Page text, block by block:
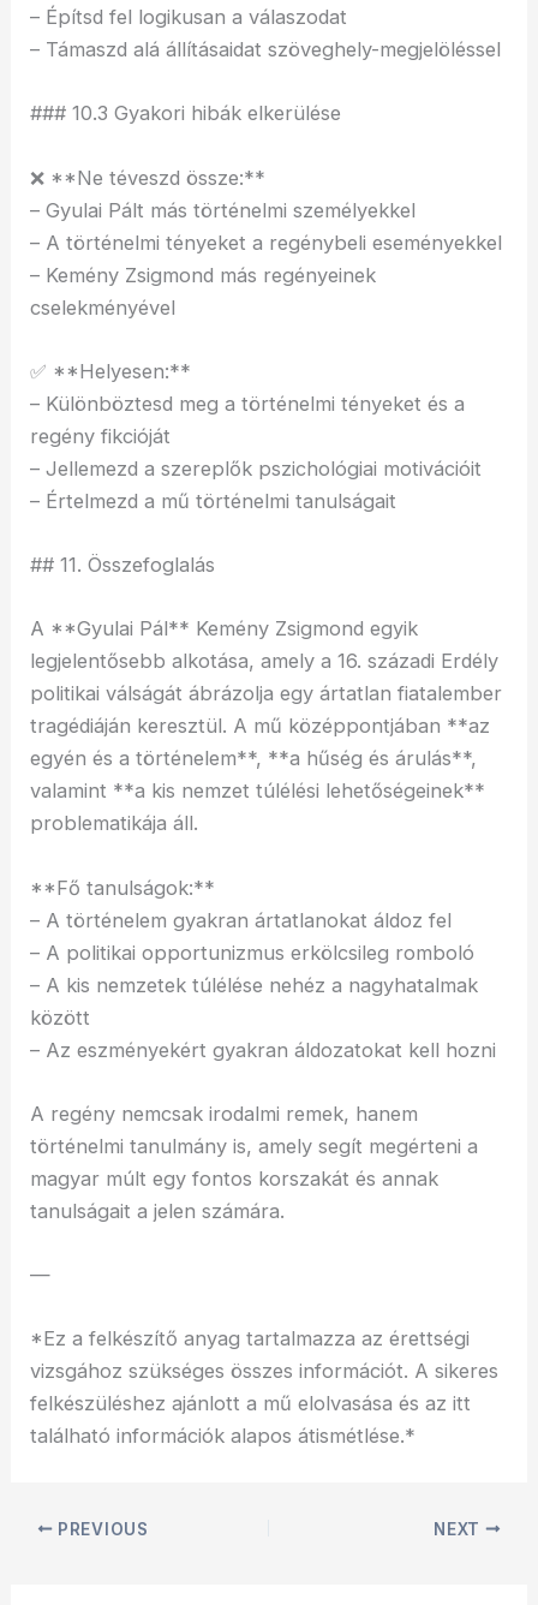
– Építsd fel logikusan a válaszodat
– Támaszd alá állításaidat szöveghely-megjelöléssel
### 10.3 Gyakori hibák elkerülése
❌ **Ne téveszd össze:**
– Gyulai Pált más történelmi személyekkel
– A történelmi tényeket a regénybeli eseményekkel
– Kemény Zsigmond más regényeinek
cselekményével
✅ **Helyesen:**
– Különböztesd meg a történelmi tényeket és a
regény fikcióját
– Jellemezd a szereplők pszichológiai motivációit
– Értelmezd a mű történelmi tanulságait
## 11. Összefoglalás
A **Gyulai Pál** Kemény Zsigmond egyik
legjelentősebb alkotása, amely a 16. századi Erdély
politikai válságát ábrázolja egy ártatlan fiatalember
tragédiáján keresztül. A mű középpontjában **az
egyén és a történelem**, **a hűség és árulás**,
valamint **a kis nemzet túlélési lehetőségeinek**
problematikája áll.
**Fő tanulságok:**
– A történelem gyakran ártatlanokat áldoz fel
– A politikai opportunizmus erkölcsileg romboló
– A kis nemzetek túlélése nehéz a nagyhatalmak
között
– Az eszményekért gyakran áldozatokat kell hozni
A regény nemcsak irodalmi remek, hanem
történelmi tanulmány is, amely segít megérteni a
magyar múlt egy fontos korszakát és annak
tanulságait a jelen számára.
—
*Ez a felkészítő anyag tartalmazza az érettségi
vizsgához szükséges összes információt. A sikeres
felkészüléshez ajánlott a mű elolvasása és az itt
található információk alapos átismétlése.*
PREVIOUS NEXT